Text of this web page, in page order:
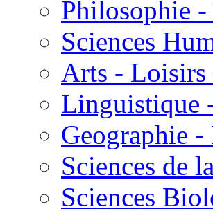
Philosophie
Sciences
Arts - Loisirs
Linguistique
Geographie
Sciences de
Sciences